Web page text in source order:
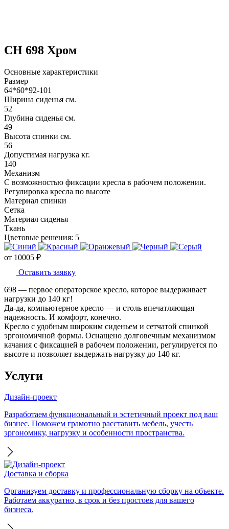
CH 698 Хром
Основные характеристики
Размер
64*60*92-101
Ширина сиденья см.
52
Глубина сиденья см.
49
Высота спинки см.
56
Допустимая нагрузка кг.
140
Механизм
С возможностью фиксации кресла в рабочем положении.
Регулировка кресла по высоте
Материал спинки
Сетка
Материал сиденья
Ткань
Цветовые решения: 5
от 10005 ₽
Оставить заявку
698 — первое операторское кресло, которое выдерживает
нагрузки до 140 кг!
Да-да, компьютерное кресло — и столь впечатляющая
надежность. И комфорт, конечно.
Кресло с удобным широким сиденьем и сетчатой спинкой
эргономичной формы. Оснащено долговечным механизмом
качания с фиксацией в рабочем положении, регулируется по
высоте и позволяет выдержать нагрузку до 140 кг.
Услуги
Дизайн-проект
Разработаем функциональный и эстетичный проект под ваш
бизнес. Поможем грамотно расставить мебель, учесть
эргономику, нагрузку и особенности пространства.
Доставка и сборка
Организуем доставку и профессиональную сборку на объекте.
Работаем аккуратно, в срок и без простоев для вашего
бизнеса.